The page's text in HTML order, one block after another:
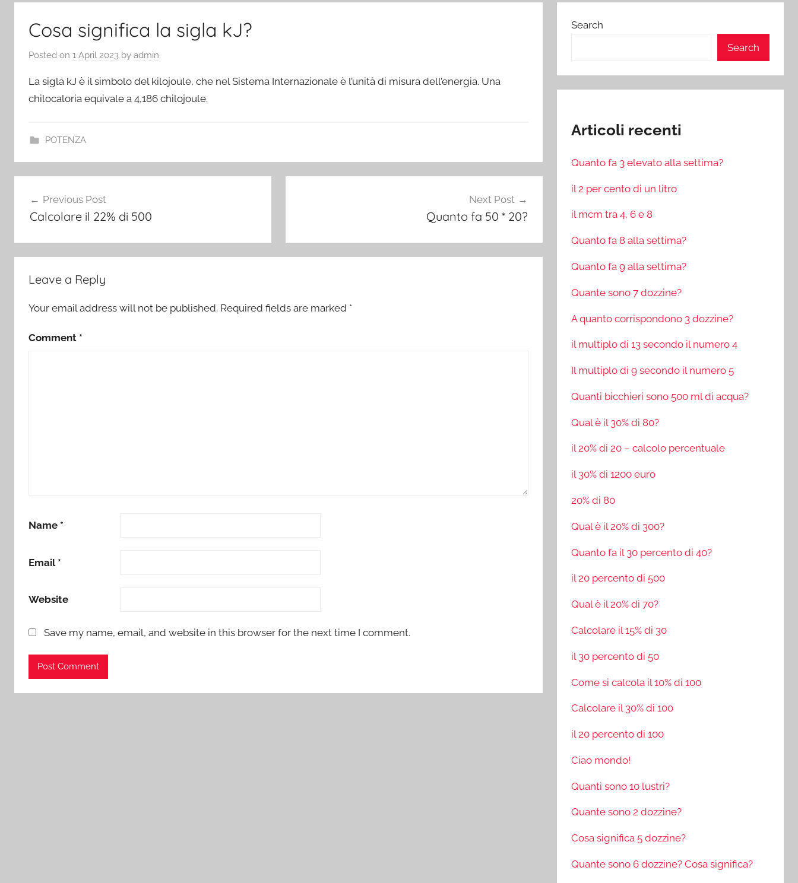
Cosa significa la sigla kJ?
Posted on 1 April 2023 by admin
La sigla kJ è il simbolo del kilojoule, che nel Sistema Internazionale è l’unità di misura dell’energia. Una
chilocaloria equivale a 4,186 chilojoule.
POTENZA
navigation
Previous Post
Calcolare il 22% di 500
Next Post
Quanto fa 50 * 20?
Leave a Reply
Your email address will not be published. Required fields are marked *
Comment *
Name *
Email *
Website
Save my name, email, and website in this browser for the next time I comment.
Search
Search
Articoli recenti
Quanto fa 3 elevato alla settima?
il 2 per cento di un litro
il mcm tra 4, 6 e 8
Quanto fa 8 alla settima?
Quanto fa 9 alla settima?
Quante sono 7 dozzine?
A quanto corrispondono 3 dozzine?
il multiplo di 13 secondo il numero 4
Il multiplo di 9 secondo il numero 5
Quanti bicchieri sono 500 ml di acqua?
Qual è il 30% di 80?
il 20% di 20 – calcolo percentuale
il 30% di 1200 euro
20% di 80
Qual è il 20% di 300?
Quanto fa il 30 percento di 40?
il 20 percento di 500
Qual è il 20% di 70?
Calcolare il 15% di 30
il 30 percento di 50
Come si calcola il 10% di 100
Calcolare il 30% di 100
il 20 percento di 100
Ciao mondo!
Quanti sono 10 lustri?
Quante sono 2 dozzine?
Cosa significa 5 dozzine?
Quante sono 6 dozzine? Cosa significa?